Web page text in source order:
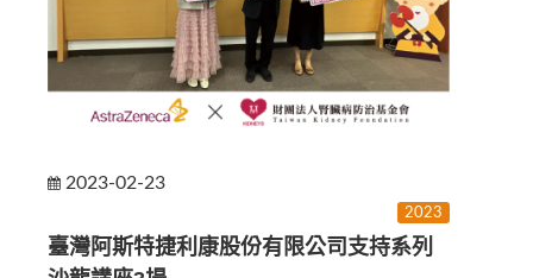
2023-02-23
2023
臺灣阿斯特捷利康股份有限公司支持系列